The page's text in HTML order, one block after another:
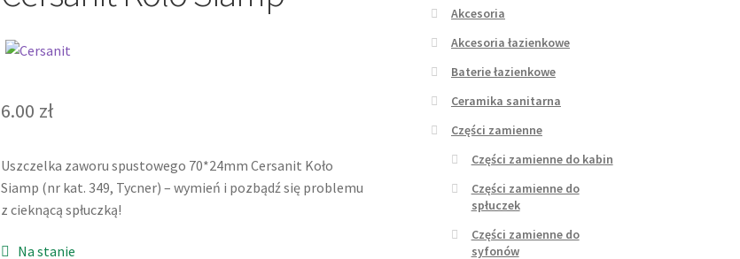
6.00 zł
Uszczelka zaworu spustowego 70*24mm Cersanit Koło
Siamp (nr kat. 349, Tycner) – wymień i pozbądź się problemu
z cieknącą spłuczką!
Na stanie
Akcesoria
Akcesoria łazienkowe
Baterie łazienkowe
Ceramika sanitarna
Części zamienne
Części zamienne do kabin
Części zamienne do
spłuczek
Części zamienne do
syfonów